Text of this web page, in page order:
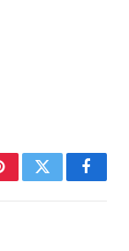
فيسبوكتويتر